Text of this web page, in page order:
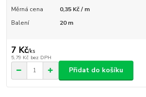
Měrná cena
0,35 Kč / m
Balení
20 m
7 Kč/ks
5,79 Kč bez DPH
Přidat do košíku